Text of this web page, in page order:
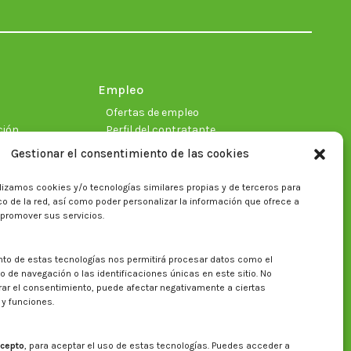
Gestionar el consentimiento de las cookies
cookies y/o tecnologías similares propias y de terceros para
de la red, así como poder personalizar la información que ofrece a
sus servicios.
de estas tecnologías nos permitirá procesar datos como el
de navegación o las identificaciones únicas en este sitio. No
el consentimiento, puede afectar negativamente a ciertas
funciones.
, para aceptar el uso de estas tecnologías. Puedes acceder a
new new new new new new
Empleo
Ofertas de empleo
Perfil del contratante
Buscar en la web del CITA
Buscar: